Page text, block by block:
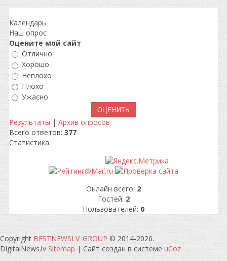
Календарь
Наш опрос
Оцените мой сайт
Отлично
Хорошо
Неплохо
Плохо
Ужасно
Результаты | Архив опросов
Всего ответов: 377
Статистика
Онлайн всего: 2
Гостей: 2
Пользователей: 0
Copyright BESTNEWSLV_GROUP © 2014-2026.
DigitalNews.lv Sitemap | Сайт создан в системе uCoz